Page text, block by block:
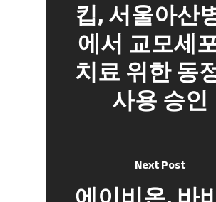
킵, 서울아산
에서 교모세
치료 위한 동
사용 승인
Next Post
에이비온, 바